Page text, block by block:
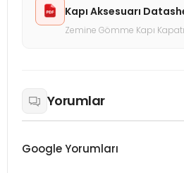
Kapı Aksesuarı
Zemine Gömme Kapı
Yorumlar
Google Yorumları